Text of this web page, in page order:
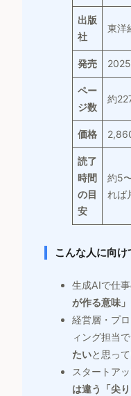
出版
社
東洋
発売
ペー
ジ数
約
価格
読了
時間
の目
安
約5
れば
こんな人に向
生成AIで仕事
が作る意味」
経営層・プ
ィング担当で
たいと思っ
スタートア
は違う「尖り